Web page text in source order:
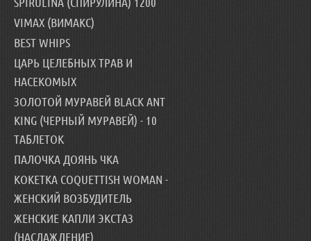
VIMAX (ВИМАКС)
BEST WHIPS
ЦАРЬ ЦЕЛЕБНЫХ ТРАВ И
НАСЕКОМЫХ
ЗОЛОТОЙ МУРАВЕЙ BLACK ANT
KING (ЧЕРНЫЙ МУРАВЕЙ) - 10
ТАБЛЕТОК
ПАЛОЧКА ДОЯНЬ ЧКА
КОКЕТКА COQUETTISH WOMAN -
ЖЕНСКИЙ ВОЗБУДИТЕЛЬ
ЖЕНСКИЕ КАПЛИ ЭКСТАЗ
(НАСЛАЖДЕНИЕ)